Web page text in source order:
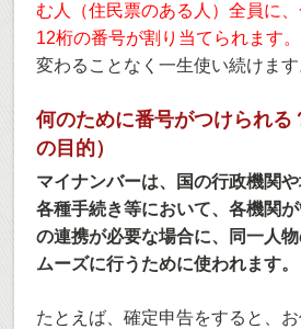
む人（住民票のある人）全員に
12桁の番号が割り当てられます。
変わることなく一生使い続けます
何のために番号がつけられる
の目的）
マイナンバーは、国の行政機関
各種手続き等において、各機関
の連携が必要な場合に、同一人
ムーズに行うために使われます。
たとえば、確定申告をすると、